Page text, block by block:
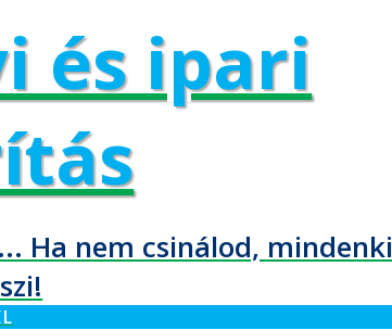
és ipari
Ha nem csinálod, mindenki